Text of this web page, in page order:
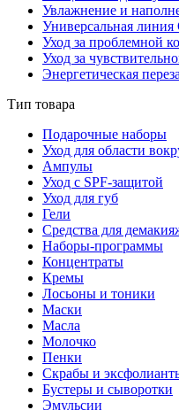
Увлажнение и
Универсальная линия
Уход за проблемной
Уход за
Энергетическая
Тип товара
Подарочные наборы
Уход для области
Ампулы
Уход с SPF-защитой
Уход для губ
Гели
Средства для
Наборы-программы
Концентраты
Кремы
Лосьоны и тоники
Маски
Масла
Молочко
Пенки
Скрабы и
Бустеры и сыворотки
Эмульсии